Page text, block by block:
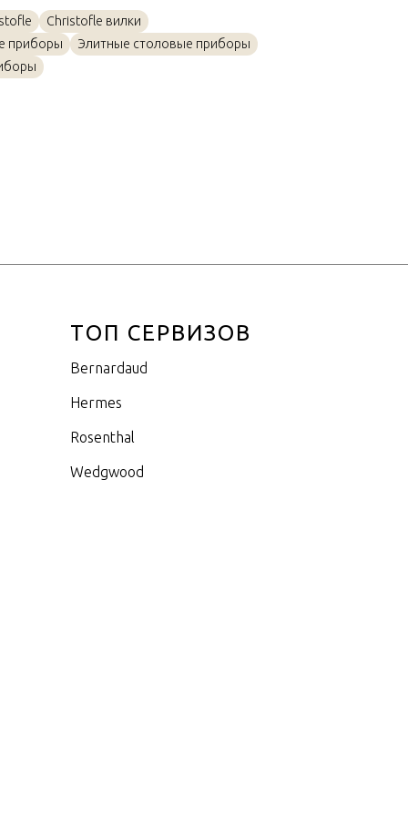
20см
Christofle вилки
приборы
Элитные столовые приборы
ТОП СЕРВИЗОВ
Bernardaud
Hermes
Rosenthal
Wedgwood